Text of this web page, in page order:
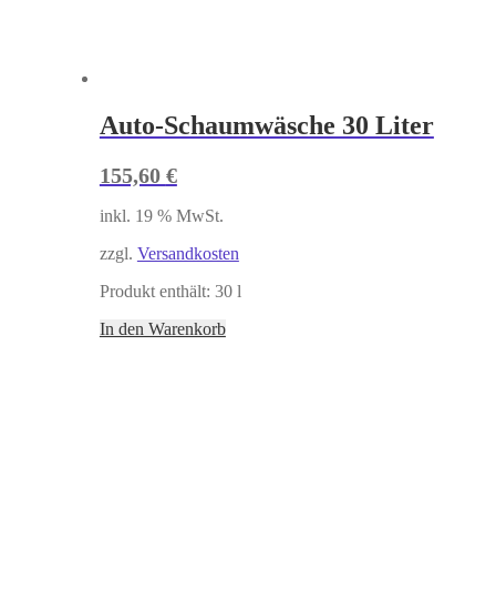
Auto-Schaumwäsche 30 Liter
155,60 €
inkl. 19 % MwSt.
zzgl. Versandkosten
Produkt enthält: 30 l
In den Warenkorb